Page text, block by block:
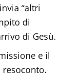
“altri
di
di Gesù.
e il